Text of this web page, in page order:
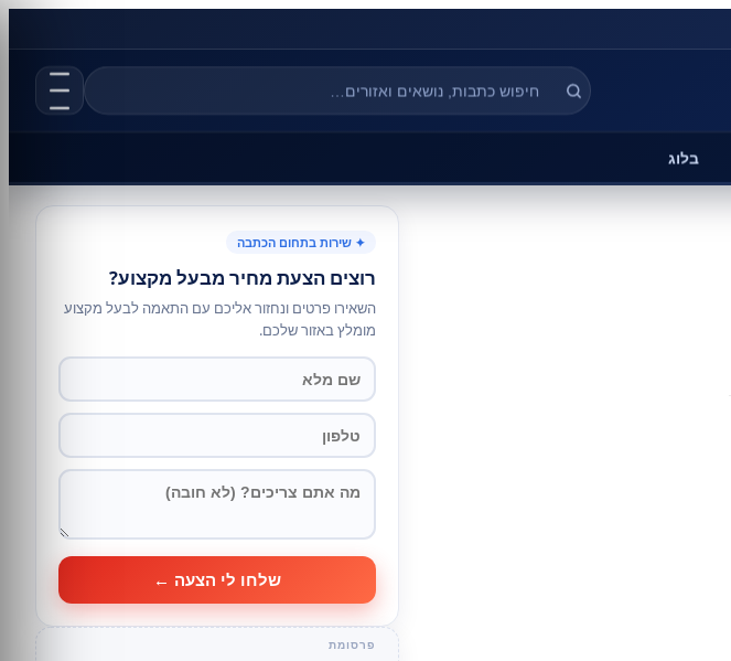
בלוג
✦ שירות בתחום הכתבה
רוצים הצעת מחיר מבעל מקצוע?
השאירו פרטים ונחזור אליכם עם התאמה לבעל מקצוע
מומלץ באזור שלכם.
שלחו לי הצעה ←